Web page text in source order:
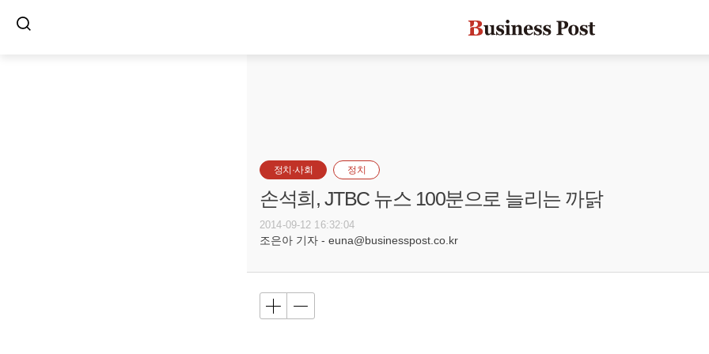
정치·사회 정치
손석희, JTBC 뉴스 100분으로 늘리는 까닭
2014-09-12 16:32:04
조은아 기자 - euna@businesspost.co.kr